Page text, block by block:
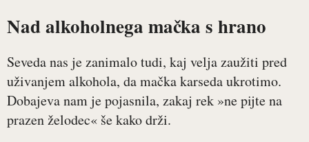
Nad alkoholnega mačka s hrano
Seveda nas je zanimalo tudi, kaj velja zaužiti pred
uživanjem alkohola, da mačka karseda ukrotimo.
Dobajeva nam je pojasnila, zakaj rek »ne pijte na
prazen želodec« še kako drži.